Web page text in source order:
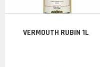
VERMOUTH RUBIN 1L